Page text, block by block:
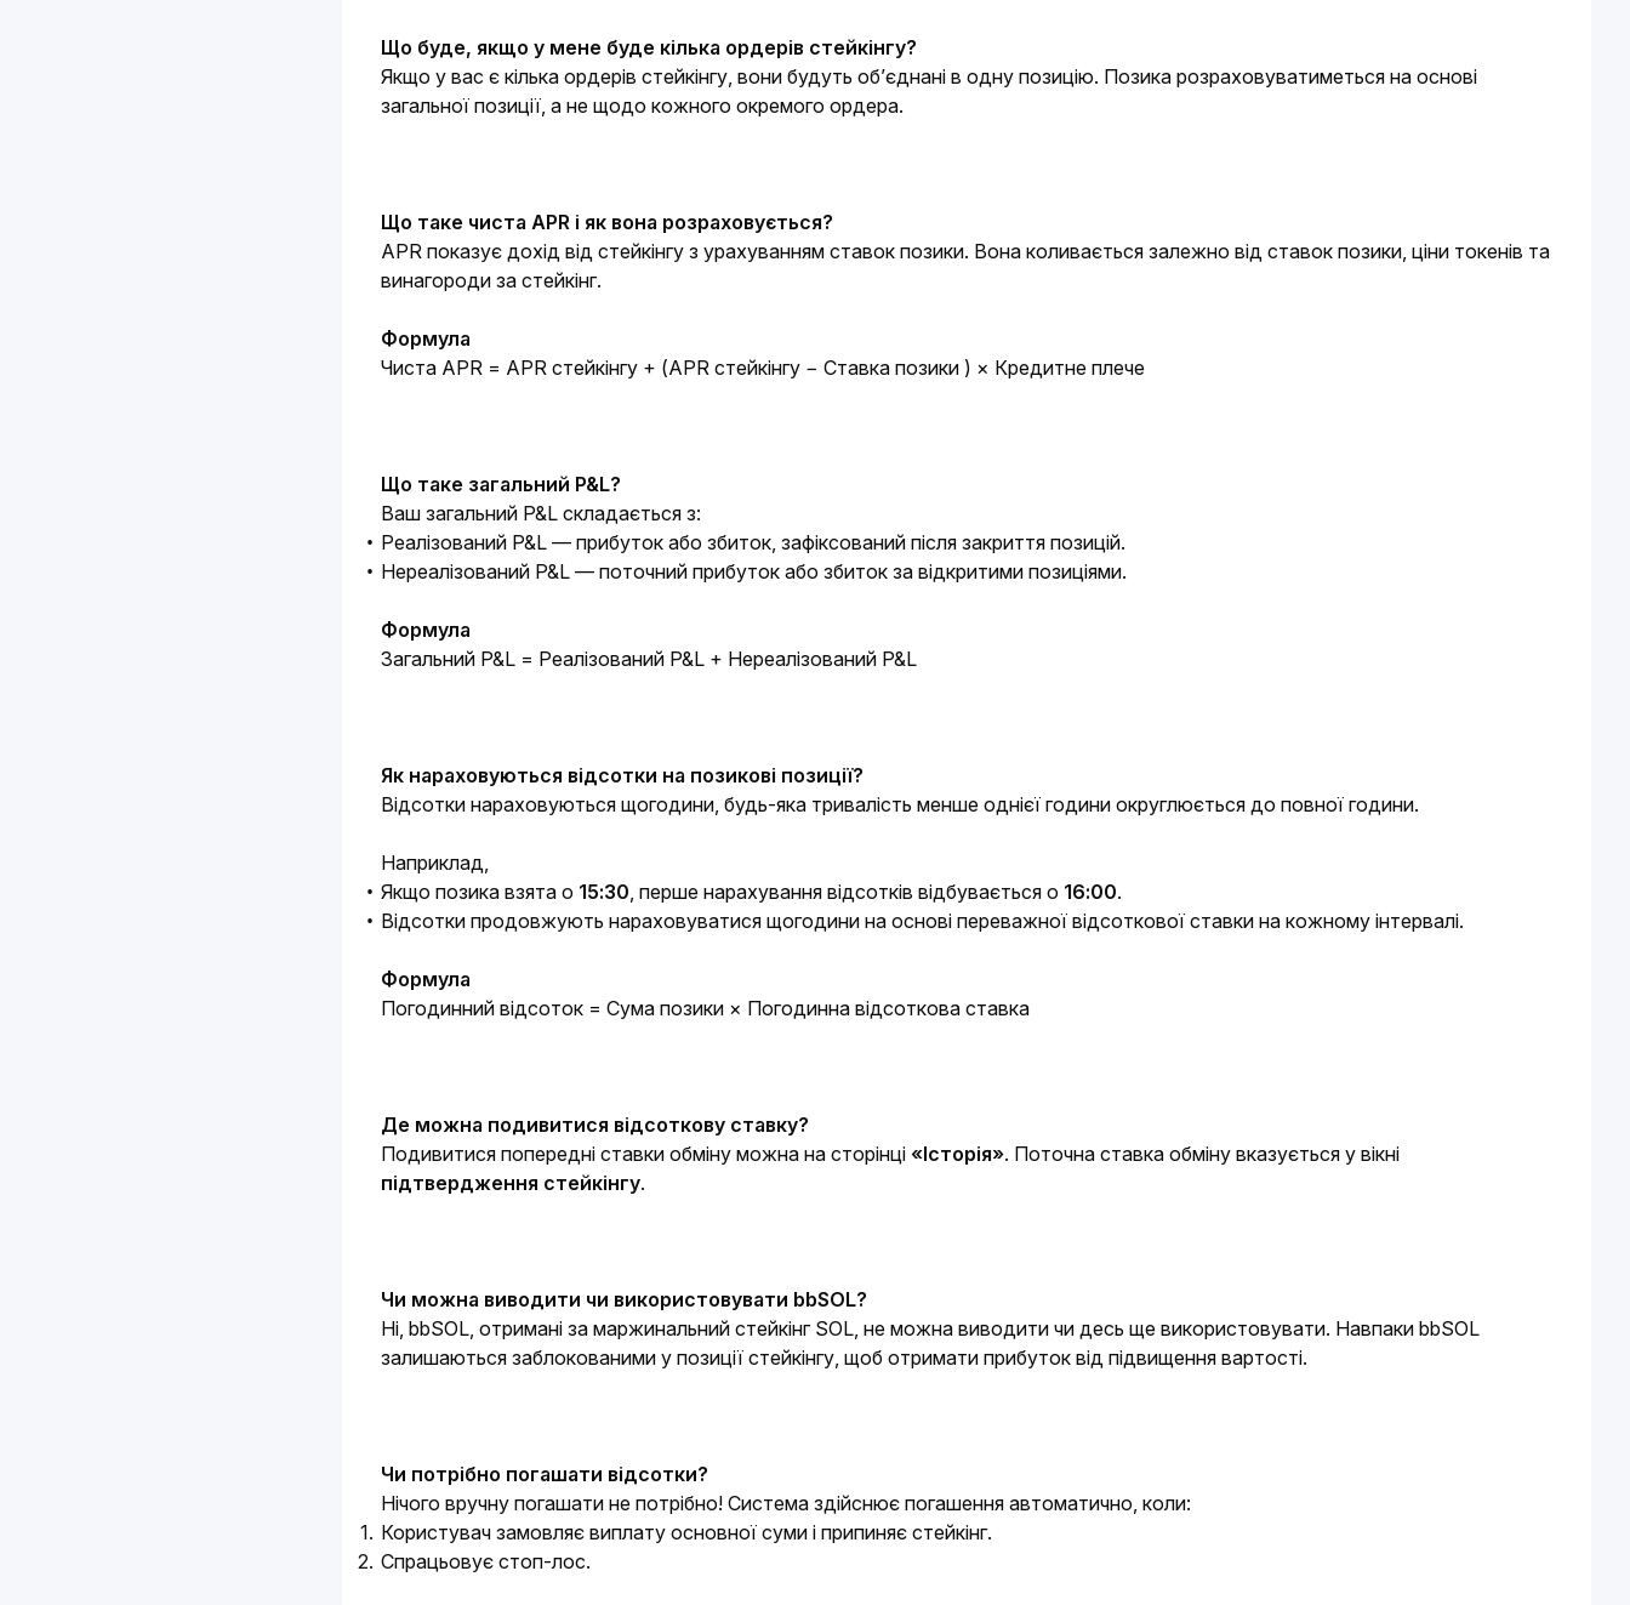
Що буде, якщо у мене буде кілька ордерів стейкінгу?
Якщо у вас є кілька ордерів стейкінгу, вони будуть об’єднані в одну позицію. Позика розраховуватиметься на основі
загальної позиції, а не щодо кожного окремого ордера.
Що таке чиста APR і як вона розраховується?
APR показує дохід від стейкінгу з урахуванням ставок позики. Вона коливається залежно від ставок позики, ціни токенів та
винагороди за стейкінг.
Формула
Чиста APR = APR стейкінгу + (APR стейкінгу − Ставка позики ) × Кредитне плече
Що таке загальний P&L?
Ваш загальний P&L складається з:
Реалізований P&L — прибуток або збиток, зафіксований після закриття позицій.
Нереалізований P&L — поточний прибуток або збиток за відкритими позиціями.
Формула
Загальний P&L = Реалізований P&L + Нереалізований P&L
Як нараховуються відсотки на позикові позиції?
Відсотки нараховуються щогодини, будь-яка тривалість менше однієї години округлюється до повної години.
Наприклад,
Якщо позика взята о 15:30, перше нарахування відсотків відбувається о 16:00.
Відсотки продовжують нараховуватися щогодини на основі переважної відсоткової ставки на кожному інтервалі.
Формула
Погодинний відсоток = Сума позики × Погодинна відсоткова ставка
Де можна подивитися відсоткову ставку?
Подивитися попередні ставки обміну можна на сторінці «Історія»
підтвердження стейкінгу.
Чи можна виводити чи використовувати bbSOL?
Ні, bbSOL, отримані за маржинальний стейкінг SOL, не можна виводити чи десь ще використовувати. Навпаки bbSOL
залишаються заблокованими у позиції стейкінгу, щоб отримати прибуток від підвищення вартості.
Чи потрібно погашати відсотки?
Нічого вручну погашати не потрібно! Система здійснює погашення автоматично, коли:
Користувач замовляє виплату основної суми і припиняє стейкінг.
Спрацьовує стоп-лос.